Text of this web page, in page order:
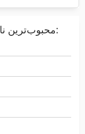
محبوب‌ترین نام‌های ماشین‌آلات را مرور کنید: